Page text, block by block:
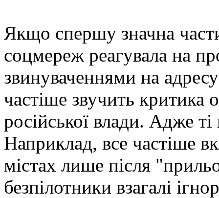
Якщо спершу значна
соцмереж реагувала на
звинуваченнями на
частіше звучить критика
російської влади. Адже ті
Наприклад, все частіше
містах лише після
безпілотники взагалі